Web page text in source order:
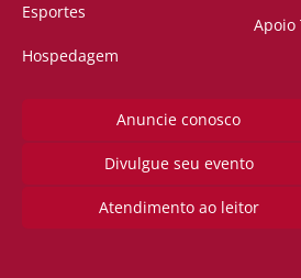
Esportes
Hospedagem
Apoio
Anuncie conosco
Divulgue seu evento
Atendimento ao leitor